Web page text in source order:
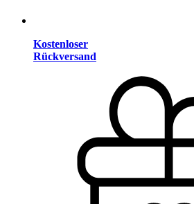
Kostenloser
Rückversand